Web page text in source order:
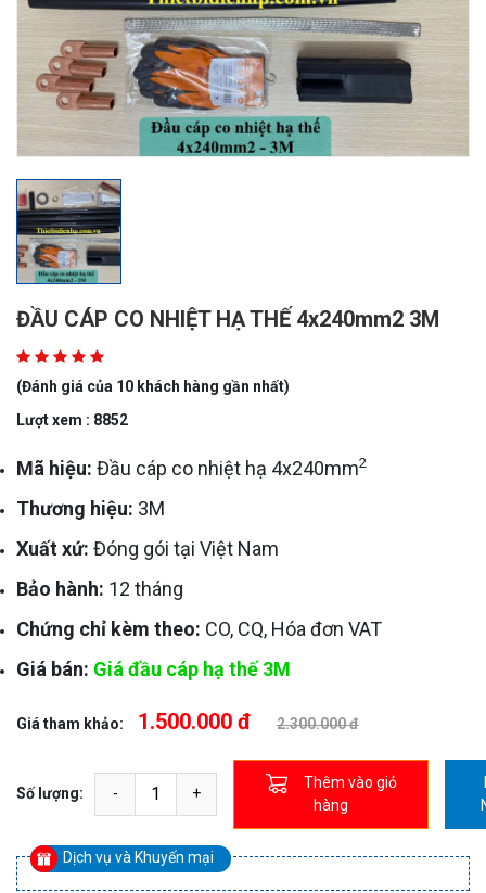
ĐẦU CÁP CO NHIỆT HẠ THẾ 4x240mm2 3M
(Đánh giá của 10 khách hàng gần nhất)
Lượt xem : 8852
Mã hiệu: Đầu cáp co nhiệt hạ 4x240mm2
Thương hiệu: 3M
Xuất xứ: Đóng gói tại Việt Nam
Bảo hành: 12 tháng
Chứng chỉ kèm theo: CO, CQ, Hóa đơn VAT
Giá bán: Giá đầu cáp hạ thế 3M
Giá tham khảo: 1.500.000 đ 2.300.000 đ
Số lượng:
Thêm vào giỏ
hàng
Dịch vụ và Khuyến mại